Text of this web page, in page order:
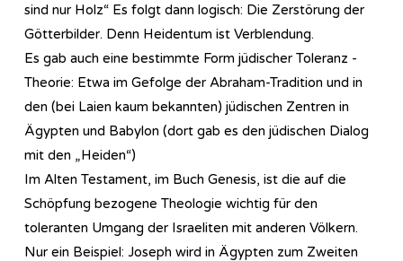
sind nur Holz“ Es folgt dann logisch: Die Zerstörung der
Götterbilder. Denn Heidentum ist Verblendung.
Es gab auch eine bestimmte Form jüdischer Toleranz -
Theorie: Etwa im Gefolge der Abraham-Tradition und in
den (bei Laien kaum bekannten) jüdischen Zentren in
Ägypten und Babylon (dort gab es den jüdischen Dialog
mit den „Heiden“)
Im Alten Testament, im Buch Genesis, ist die auf die
Schöpfung bezogene Theologie wichtig für den
toleranten Umgang der Israeliten mit anderen Völkern.
Nur ein Beispiel: Joseph wird in Ägypten zum Zweiten